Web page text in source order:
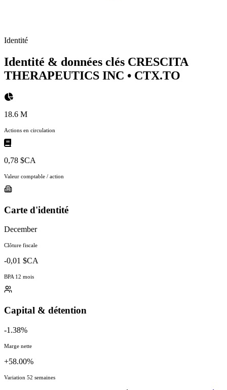
Identité
Identité & données clés CRESCITA
THERAPEUTICS INC • CTX.TO
18.6 M
Actions en circulation
0,78 $CA
Valeur comptable / action
Carte d'identité
December
Clôture fiscale
-0,01 $CA
BPA 12 mois
Capital & détention
-1.38%
Marge nette
+58.00%
Variation 52 semaines